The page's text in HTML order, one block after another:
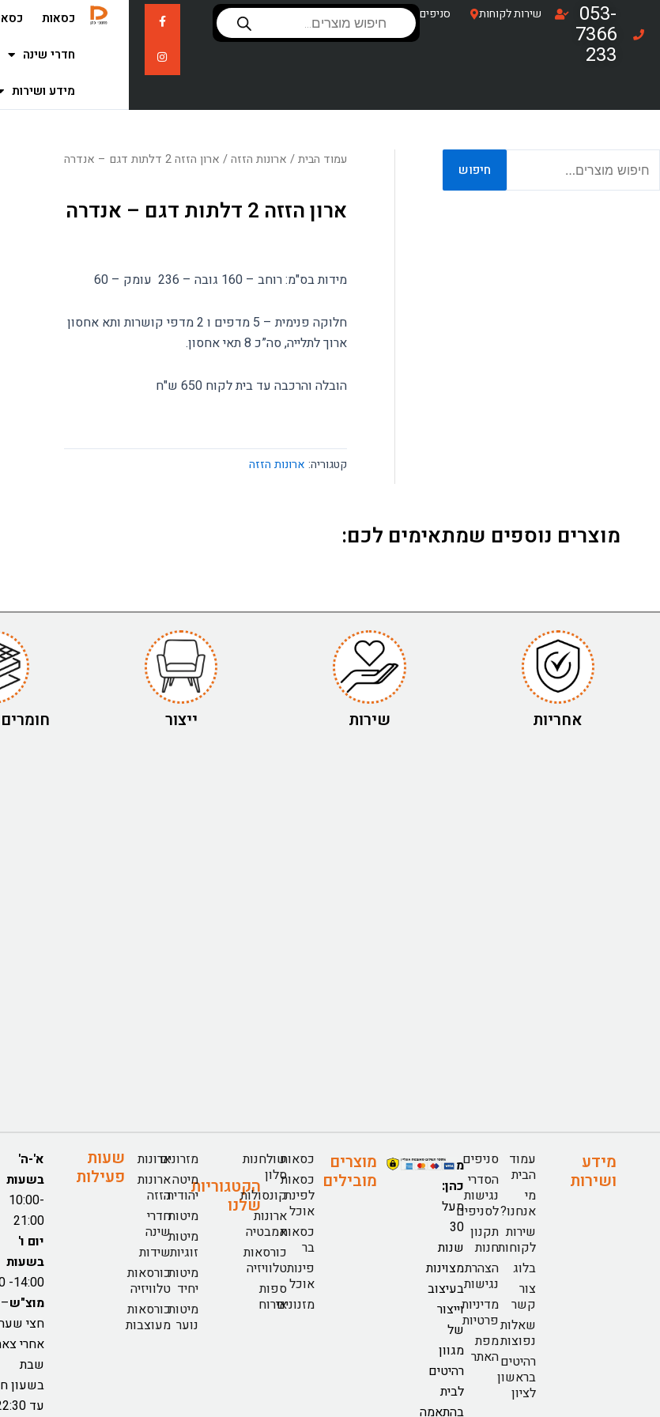
לתוכן
053-
7366
233
שירות לקוחות סניפיםProducts
search
F
a
c
b
o
o
f
I
n
s
a
g
r
כסאות
חדרי שינה
מידע ושירות
עבור:
חיפוש
עמוד הבית/ ארונות הזזה/ ארון הזזה 2 דלתות דגם – אנדרה
ארון הזזה 2 דלתות דגם – אנדרה
מידות בס"מ: רוחב – 160 גובה – 236 עומק – 60
חלוקה פנימית – 5 מדפים ו 2 מדפי קושרות ותא אחסון
ארוך לתלייה, סה”כ 8 תאי אחסון.
הובלה והרכבה עד בית לקוח 650 ש"ח
קטגוריה: ארונות הזזה
מוצרים נוספים שמתאימים לכם:
אחריות שירות ייצור
מידע
ושירות
עמוד
הבית
מי
אנחנו?
שירות
לקוחות
בלוג
צור
קשר
שאלות
נפוצות
רהיטים
בראשון
לציון
סניפים
הסדרי
נגישות
לסניפים
תקנון
חנות
הצהרת
נגישות
מדיניות
פרטיות
מפת
האתר
מזנוני
כהן:
מעל
30
שנות
מצוינות
בעיצוב
וייצור
של
מגוון
רהיטים
לבית
בהתאמה
מוצרים
מובילים
כסאות
כסאות
לפינת
אוכל
כסאות
בר
פינות
אוכל
מזנונים
שולחנות
סלון
קונסולות
ארונות
אמבטיה
כורסאות
טלוויזיה
ספות
אירוח
הקטגוריות
שלנו
מזרונים
מיטה
יהודית
מיטות
מיטות
זוגיות
מיטות
יחיד
מיטות
נוער
ארונות
ארונות
הזזה
חדרי
שינה
שידות
כורסאות
טלוויזיה
כורסאות
מעוצבות
שעות
פעילות
א'-ה'
בשעות
10:00-
21:00
יום ו'
בשעות
14:00- 9:30
מוצ"ש–
חצי
אחרי
שבת
בשעון
עד 22:30